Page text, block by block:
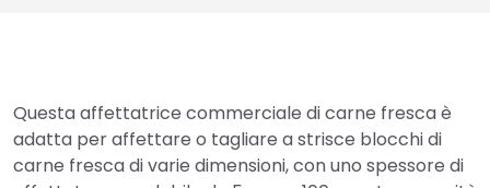
Questa affettatrice commerciale di carne fresca è
adatta per affettare o tagliare a strisce blocchi di
carne fresca di varie dimensioni, con uno spessore di